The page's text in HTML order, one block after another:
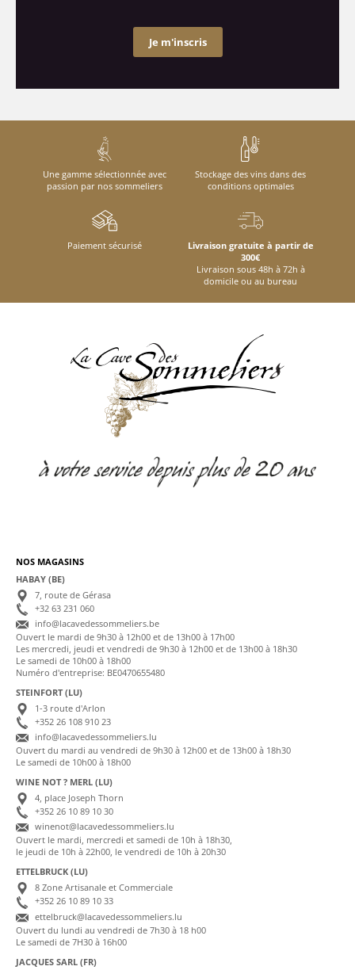
Je m'inscris
Une gamme sélectionnée avec
passion par nos sommeliers
Stockage des vins dans des
conditions optimales
Paiement sécurisé
Livraison gratuite à partir de
300€
Livraison sous 48h à 72h à
domicile ou au bureau
NOS MAGASINS
HABAY (BE)
7, route de Gérasa
+32 63 231 060
info@lacavedessommeliers.be
Ouvert le mardi de 9h30 à 12h00 et de 13h00 à 17h00
Les mercredi, jeudi et vendredi de 9h30 à 12h00 et de 13h00 à 18h30
Le samedi de 10h00 à 18h00
Numéro d'entreprise: BE0470655480
STEINFORT (LU)
1-3 route d'Arlon
+352 26 108 910 23
info@lacavedessommeliers.lu
Ouvert du mardi au vendredi de 9h30 à 12h00 et de 13h00 à 18h30
Le samedi de 10h00 à 18h00
WINE NOT ? MERL (LU)
4, place Joseph Thorn
+352 26 10 89 10 30
winenot@lacavedessommeliers.lu
Ouvert le mardi, mercredi et samedi de 10h à 18h30,
le jeudi de 10h à 22h00, le vendredi de 10h à 20h30
ETTELBRUCK (LU)
8 Zone Artisanale et Commerciale
+352 26 10 89 10 33
ettelbruck@lacavedessommeliers.lu
Ouvert du lundi au vendredi de 7h30 à 18 h00
Le samedi de 7H30 à 16h00
JACQUES SARL (FR)